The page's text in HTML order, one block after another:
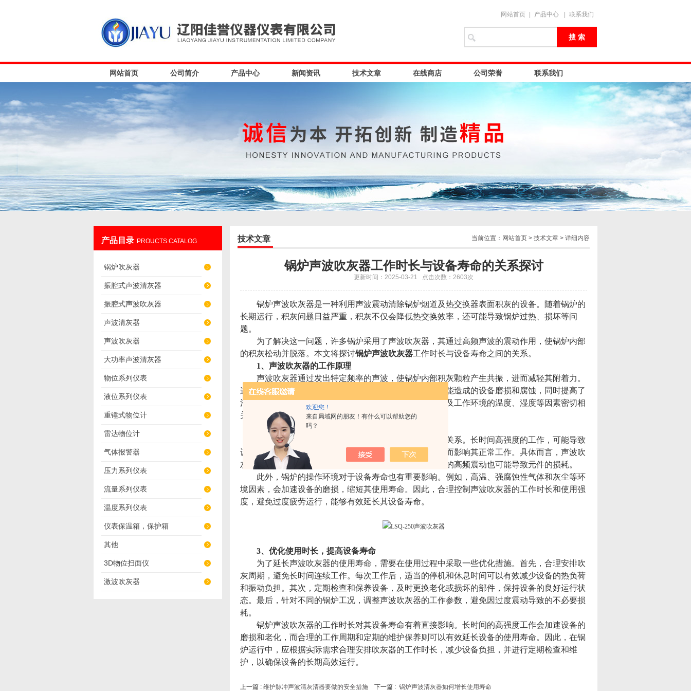
欢迎您！
来自局域网的朋友！有什么可以帮助您的
吗？
网站首页 产品中心 联系我们
网站首页 公司简介 产品中心 新闻资讯 技术文章 在线商店 公司荣誉 联系我们
产品目录 PROUCTS CATALOG
锅炉吹灰器
振腔式声波清灰器
振腔式声波吹灰器
声波清灰器
声波吹灰器
大功率声波清灰器
物位系列仪表
液位系列仪表
重锤式物位计
雷达物位计
气体报警器
压力系列仪表
流量系列仪表
温度系列仪表
仪表保温箱，保护箱
其他
3D物位扫面仪
激波吹灰器
当前位置： 网站首页 > 技术文章 > 详细内容
技术文章
锅炉声波吹灰器工作时长与设备寿命的关系探讨
更新时间：2025-03-21 点击次数：2603次
锅炉声波吹灰器是一种利用声波震动清除锅炉烟道及热交换器表面积灰的设备。随着锅炉的
长期运行，积灰问题日益严重，积灰不仅会降低热交换效率，还可能导致锅炉过热、损坏等问
题。
为了解决这一问题，许多锅炉采用了声波吹灰器，其通过高频声波的震动作用，使锅炉内部
的积灰松动并脱落。本文将探讨锅炉声波吹灰器工作时长与设备寿命之间的关系。
1、声波吹灰器的工作原理
声波吹灰器通过发出特定频率的声波，使锅炉内部积灰颗粒产生共振，进而减轻其附着力。
这种非接触式清灰方式，能够有效避免传统机械吹灰器可能造成的设备磨损和腐蚀，同时提高了
清灰效率。设备的工作时长，通常与其发声频率、振幅以及工作环境的温度、湿度等因素密切相
关。
2、工作时长对设备寿命的影响
声波吹灰器的工作时长与其设备寿命之间存在一定的关系。长时间高强度的工作，可能导致
设备内部的电气组件、传感器等部件出现老化或损坏，从而影响其正常工作。具体而言，声波吹
灰器的振动装置在长期使用过程中会产生机械疲劳，频繁的高频震动也可能导致元件的损耗。
此外，锅炉的操作环境对于设备寿命也有重要影响。例如，高温、强腐蚀性气体和灰尘等环
境因素，会加速设备的磨损，缩短其使用寿命。因此，合理控制声波吹灰器的工作时长和使用强
度，避免过度疲劳运行，能够有效延长其设备寿命。
3、优化使用时长，提高设备寿命
为了延长声波吹灰器的使用寿命，需要在使用过程中采取一些优化措施。首先，合理安排吹
灰周期，避免长时间连续工作。每次工作后，适当的停机和休息时间可以有效减少设备的热负荷
和振动负担。其次，定期检查和保养设备，及时更换老化或损坏的部件，保持设备的良好运行状
态。最后，针对不同的锅炉工况，调整声波吹灰器的工作参数，避免因过度震动导致的不必要损
耗。
锅炉声波吹灰器的工作时长对其设备寿命有着直接影响。长时间的高强度工作会加速设备的
磨损和老化，而合理的工作周期和定期的维护保养则可以有效延长设备的使用寿命。因此，在锅
炉运行中，应根据实际需求合理安排吹灰器的工作时长，减少设备负担，并进行定期检查和维
护，以确保设备的长期高效运行。
上一篇 : 维护脉冲声波清灰清器要做的安全措施 下一篇 : 锅炉声波清灰器如何增长使用寿命